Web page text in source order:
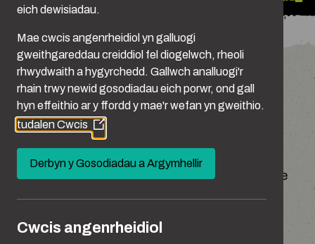
Support The Campaign
Why we need you
Violence against women and girls is everyone’s
problem and we can all be part of the solution.
That includes businesses and organisations like
By supporting the campaign, you can help us
eich dewisiadau.
Mae cwcis angenrheidiol yn galluogi
gweithgareddau creiddiol fel diogelwch, rheoli
rhwydwaith a hygyrchedd. Gallwch analluogi'r
rhain trwy newid gosodiadau eich porwr, ond gall
hyn effeithio ar y ffordd y mae'r wefan yn gweithio.
tudalen Cwcis (Opens
in
a
new
Derbyn y Gosodiadau a Argymhellir
Cwcis angenrheidiol